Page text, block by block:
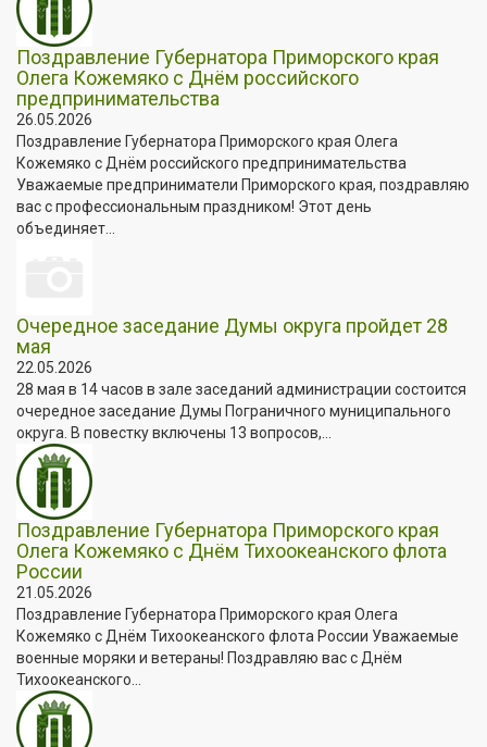
Поздравление Губернатора Приморского края
Олега Кожемяко с Днём российского
предпринимательства
26.05.2026
Поздравление Губернатора Приморского края Олега
Кожемяко с Днём российского предпринимательства
Уважаемые предприниматели Приморского края, поздравляю
вас с профессиональным праздником! Этот день
объединяет...
Очередное заседание Думы округа пройдет 28
мая
22.05.2026
28 мая в 14 часов в зале заседаний администрации состоится
очередное заседание Думы Пограничного муниципального
округа. В повестку включены 13 вопросов,...
Поздравление Губернатора Приморского края
Олега Кожемяко с Днём Тихоокеанского флота
России
21.05.2026
Поздравление Губернатора Приморского края Олега
Кожемяко с Днём Тихоокеанского флота России Уважаемые
военные моряки и ветераны! Поздравляю вас с Днём
Тихоокеанского...